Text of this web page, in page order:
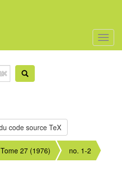
Tome 27 (1976)
no. 1-2